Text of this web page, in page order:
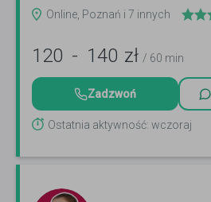
Online, Poznań i 7 innych
120 - 140 zł / 60 min
Zadzwoń
Ostatnia aktywność: wczoraj